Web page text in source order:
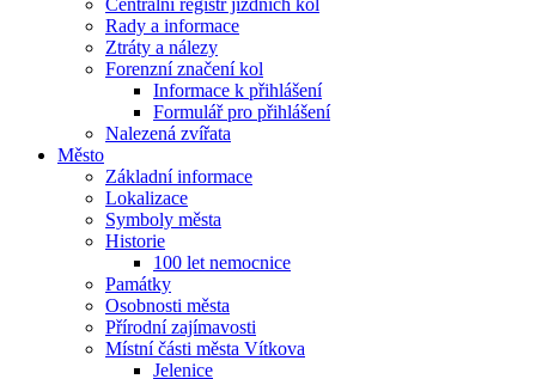
Centrální registr jízdních kol
Rady a informace
Ztráty a nálezy
Forenzní značení kol
Informace k přihlášení
Formulář pro přihlášení
Nalezená zvířata
Město
Základní informace
Lokalizace
Symboly města
Historie
100 let nemocnice
Památky
Osobnosti města
Přírodní zajímavosti
Místní části města Vítkova
Jelenice